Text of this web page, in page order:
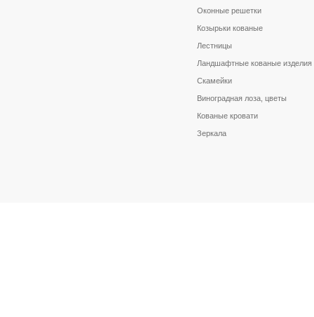
Оконные решетки
Козырьки кованые
Лестницы
Ландшафтные кованые изделия
Скамейки
Виноградная лоза, цветы
Кованые кровати
Зеркала